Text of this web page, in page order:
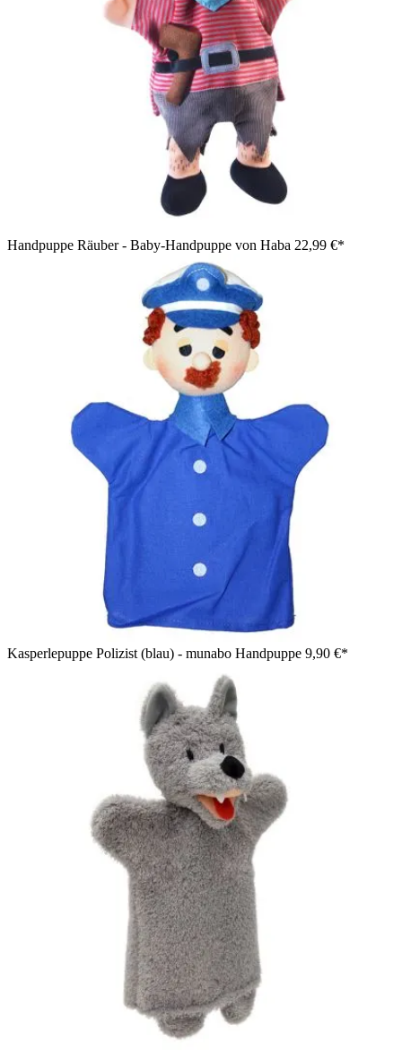
Handpuppe Räuber - Baby-Handpuppe von Haba 22,99 €*
Kasperlepuppe Polizist (blau) - munabo Handpuppe 9,90 €*